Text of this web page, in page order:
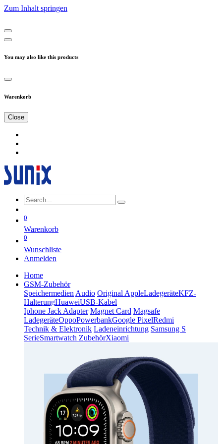
Zum Inhalt springen
You may also like this products
Warenkorb
Close
0
Warenkorb
0
Wunschliste
Anmelden
Home
GSM-Zubehör
Speichermedien Audio Original AppleLadegeräteKFZ-
HalterungHuaweiUSB-Kabel
Iphone Jack Adapter Magnet Card Magsafe
LadegeräteOppoPowerbankGoogle PixelRedmi
Technik & Elektronik Ladeneinrichtung Samsung S
SerieSmartwatch ZubehörXiaomi